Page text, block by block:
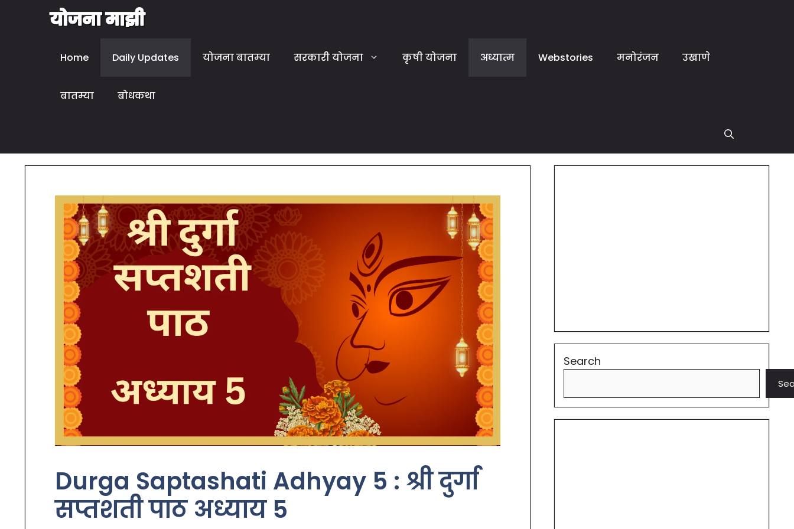
Home Daily Updates योजना बातम्या सरकारी योजना कृषी योजना अध्यात्म Webstories मनोरंजन उखाणे
बातम्या बोधकथा
Durga Saptashati Adhyay 5 : श्री दुर्गा
सप्तशती पाठ अध्याय 5
Search